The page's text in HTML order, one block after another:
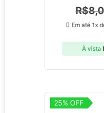
R$
Em até 1x
À vista
25% OFF